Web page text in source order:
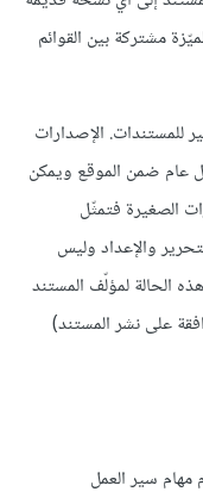
مشتركة بين القوائم
للمستندات. الإصدارات
عام ضمن الموقع ويمكن
الصغيرة فتمثّل
والإعداد وليس
الحالة لمؤلّف المستند
على نشر المستند)
سير العمل